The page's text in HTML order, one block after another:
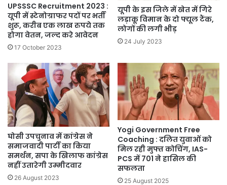
UPSSSC Recruitment 2023 :
यूपी में स्टेनोग्राफर पदों पर भर्ती
शुरू, करीब एक लाख रुपये तक
होगा वेतन, जल्द करे आवेदन
17 October 2023
यूपी के इस जिले में खेत में गिरे
लड़ाकू विमान के दो फ्यूल टैंक,
लोगों की लगी भीड़
24 July 2023
घोसी उपचुनाव में कांग्रेस ने
समाजवादी पार्टी का किया
समर्थन, सपा के खिलाफ कांग्रेस
नहीं उतारेगी उम्मीदवार
26 August 2023
Yogi Government Free
Coaching : दलित युवाओं को
मिल रही मुफ्त कोचिंग, IAS-
PCS में 701 ने हासिल की
सफलता
25 August 2025